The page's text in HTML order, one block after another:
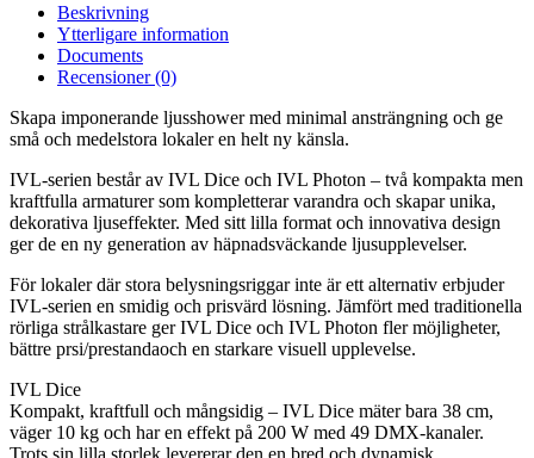
Beskrivning
Ytterligare information
Documents
Recensioner (0)
Skapa imponerande ljusshower med minimal ansträngning och ge
små och medelstora lokaler en helt ny känsla.
IVL-serien består av IVL Dice och IVL Photon – två kompakta men
kraftfulla armaturer som kompletterar varandra och skapar unika,
dekorativa ljuseffekter. Med sitt lilla format och innovativa design
ger de en ny generation av häpnadsväckande ljusupplevelser.
För lokaler där stora belysningsriggar inte är ett alternativ erbjuder
IVL-serien en smidig och prisvärd lösning. Jämfört med traditionella
rörliga strålkastare ger IVL Dice och IVL Photon fler möjligheter,
bättre prsi/prestandaoch en starkare visuell upplevelse.
IVL Dice
Kompakt, kraftfull och mångsidig – IVL Dice mäter bara 38 cm,
väger 10 kg och har en effekt på 200 W med 49 DMX-kanaler.
Trots sin lilla storlek levererar den en bred och dynamisk